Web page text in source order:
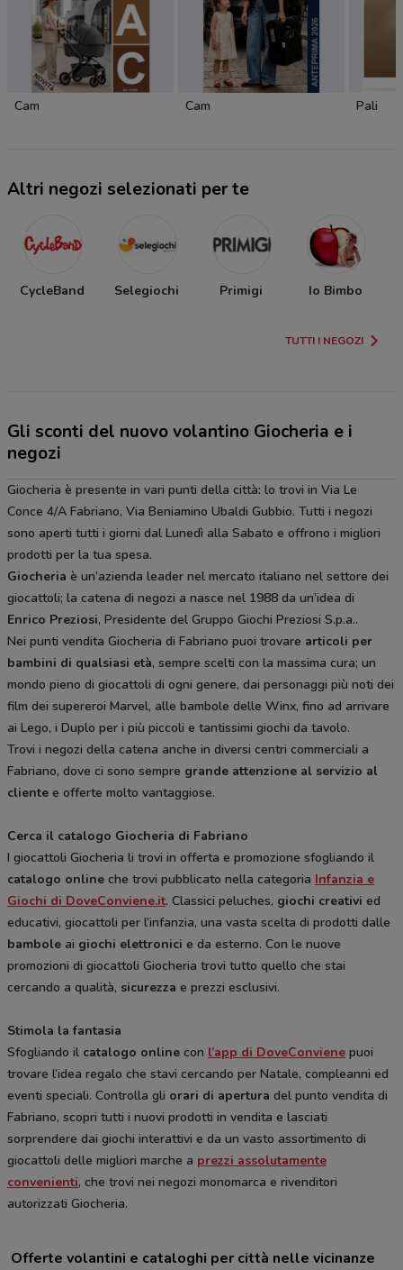
Cam Cam Pali
Altri negozi selezionati per te
CycleBand Selegiochi Primigi Io Bimbo
TUTTI I NEGOZI
Gli sconti del nuovo volantino Giocheria e i
negozi
Giocheria è presente in vari punti della città: lo trovi in Via Le
Conce 4/A Fabriano, Via Beniamino Ubaldi Gubbio. Tutti i negozi
sono aperti tutti i giorni dal Lunedì alla Sabato e offrono i migliori
prodotti per la tua spesa.
Giocheria è un’azienda leader nel mercato italiano nel settore dei
giocattoli; la catena di negozi a nasce nel 1988 da un’idea di
Enrico Preziosi, Presidente del Gruppo Giochi Preziosi S.p.a..
Nei punti vendita Giocheria di Fabriano puoi trovare articoli per
bambini di qualsiasi età, sempre scelti con la massima cura; un
mondo pieno di giocattoli di ogni genere, dai personaggi più noti dei
film dei supereroi Marvel, alle bambole delle Winx, fino ad arrivare
ai Lego, i Duplo per i più piccoli e tantissimi giochi da tavolo.
Trovi i negozi della catena anche in diversi centri commerciali a
Fabriano, dove ci sono sempre grande attenzione al servizio al
cliente e offerte molto vantaggiose.
Cerca il catalogo Giocheria di Fabriano
I giocattoli Giocheria li trovi in offerta e promozione sfogliando il
catalogo online che trovi pubblicato nella categoria Infanzia e
Giochi di DoveConviene.it. Classici peluches, giochi creativi ed
educativi, giocattoli per l’infanzia, una vasta scelta di prodotti dalle
bambole ai giochi elettronici e da esterno. Con le nuove
promozioni di giocattoli Giocheria trovi tutto quello che stai
cercando a qualità, sicurezza e prezzi esclusivi.
Stimola la fantasia
Sfogliando il catalogo online con l’app di DoveConviene puoi
trovare l’idea regalo che stavi cercando per Natale, compleanni ed
eventi speciali. Controlla gli orari di apertura del punto vendita di
Fabriano, scopri tutti i nuovi prodotti in vendita e lasciati
sorprendere dai giochi interattivi e da un vasto assortimento di
giocattoli delle migliori marche a prezzi assolutamente
convenienti, che trovi nei negozi monomarca e rivenditori
autorizzati Giocheria.
Offerte volantini e cataloghi per città nelle vicinanze